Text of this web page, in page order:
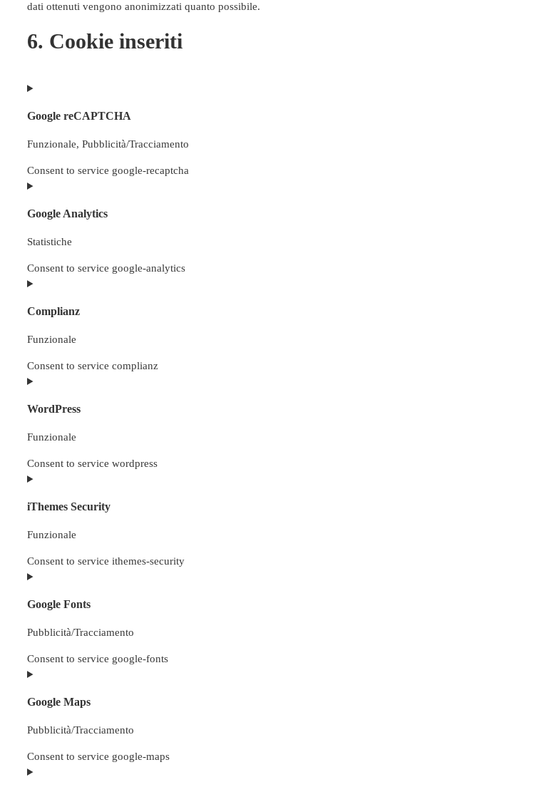
dati ottenuti vengono anonimizzati quanto possibile.
6. Cookie inseriti
Google reCAPTCHA
Funzionale, Pubblicità/Tracciamento
Consent to service google-recaptcha
Google Analytics
Statistiche
Consent to service google-analytics
Complianz
Funzionale
Consent to service complianz
WordPress
Funzionale
Consent to service wordpress
iThemes Security
Funzionale
Consent to service ithemes-security
Google Fonts
Pubblicità/Tracciamento
Consent to service google-fonts
Google Maps
Pubblicità/Tracciamento
Consent to service google-maps